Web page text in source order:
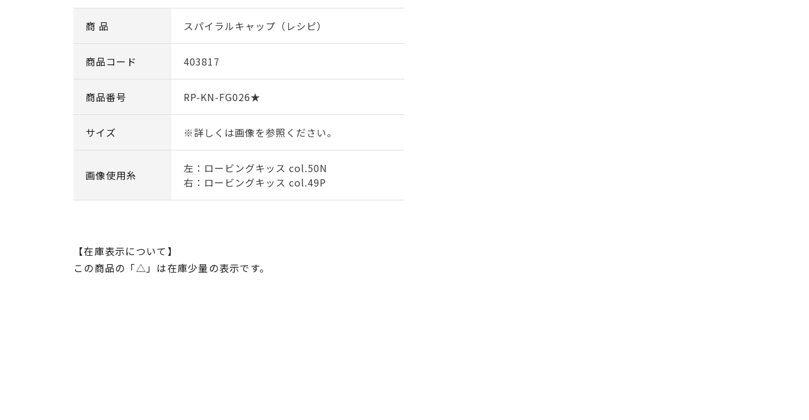
商 品 スパイラルキャップ（レシピ）
商品コード 403817
商品番号 RP-KN-FG026★
サイズ ※詳しくは画像を参照ください。
画像使用糸
左：ロービングキッス col.50N
右：ロービングキッス col.49P
【在庫表示について】
この商品の「△」は在庫少量の表示です。